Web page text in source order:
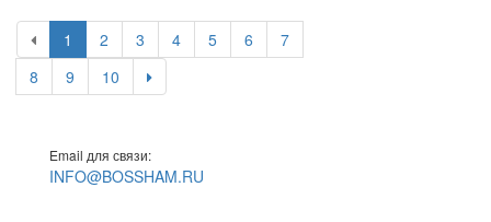
1 2 3 4 5 6
7
8
9 10
Email для связи:
INFO@BOSSHAM.RU